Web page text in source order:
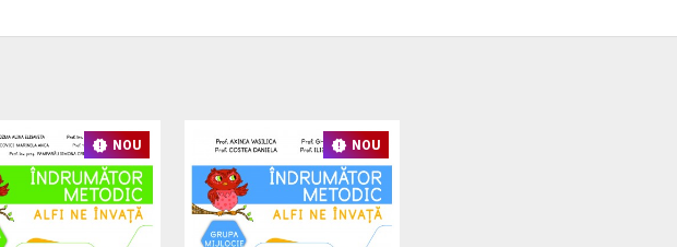
NOU NOU